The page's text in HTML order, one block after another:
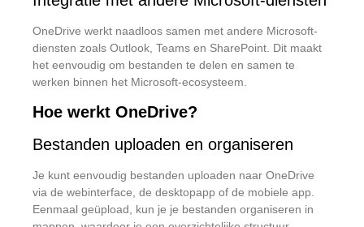
OneDrive werkt naadloos samen met andere Microsoft-
diensten zoals Outlook, Teams en SharePoint. Dit maakt
het eenvoudig om bestanden te delen en samen te
werken binnen het Microsoft-ecosysteem.
Hoe werkt OneDrive?
Bestanden uploaden en organiseren
Je kunt eenvoudig bestanden uploaden naar OneDrive
via de webinterface, de desktopapp of de mobiele app.
Eenmaal geüpload, kun je je bestanden organiseren in